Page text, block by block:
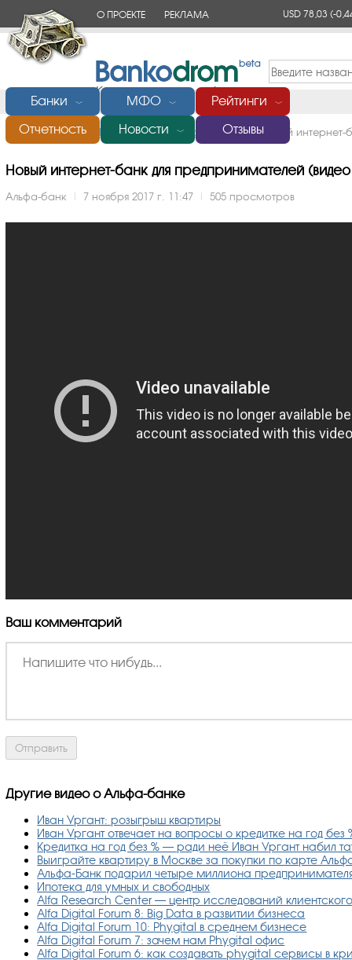
О ПРОЕКТЕ РЕКЛАМА USD 78,03(-
Банки ﹀ МФО ﹀ Рейтинги ﹀
Отчетность Новости ﹀ Отзывы
Главная/Банки России/Альфа-банк Видео/Новый интернет-
Новый интернет-банк для предпринимателей (видео
Альфа-банк | 7 ноября 2017 г. 11:47 | 505 просмотров
Ваш комментарий
Другие видео о Альфа-банке
Иван Ургант: розыгрыш квартиры
Иван Ургант отвечает на вопросы о кредитке на год без
Кредитка на год без % — ради неё Иван Ургант набил
Выиграйте квартиру в Москве за покупки по карте
Альфа-Банк подарил четыре миллиона
Ипотека для умных и свободных
Alfa Research Center — центр исследований
Alfa Digital Forum 8: Big Data в развитии бизнеса
Alfa Digital Forum 10: Phygital в среднем бизнесе
Alfa Digital Forum 7: зачем нам Phygital офис
Alfa Digital Forum 6: как создавать phygital сервисы в